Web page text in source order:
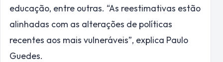
educação, entre outras. “As reestimativas estão
alinhadas com as alterações de políticas
recentes aos mais vulneráveis”, explica Paulo
Guedes.